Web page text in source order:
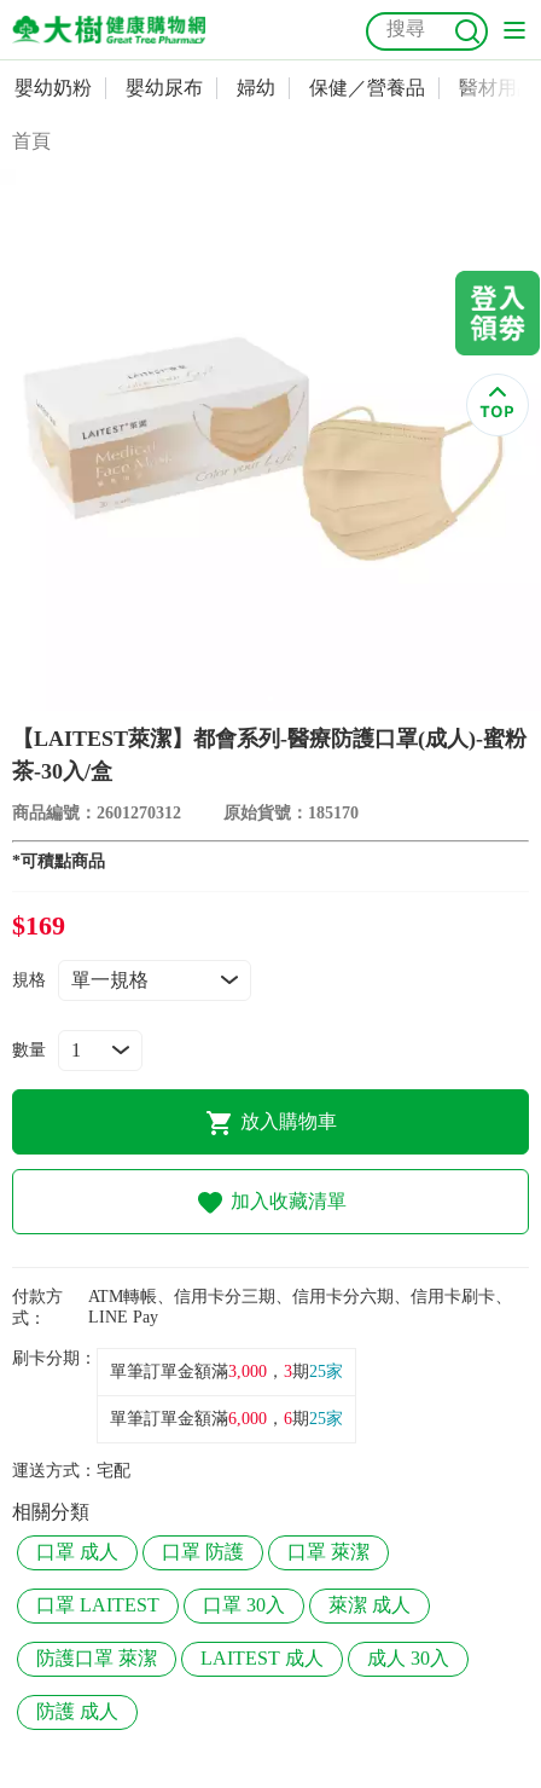
嬰幼奶粉
成人照護
美容／個人清潔
優惠活動
關於我們
常見問題
折價券、紅利說明
會員資料及密碼修改
購物金查詢
優惠券領取
嬰幼奶粉 嬰幼尿布 婦幼 保健／營養品 醫材用品
首頁
【LAITEST萊潔】都會系列-醫療防護口罩(成人)-蜜粉
茶-30入/盒
商品編號：2601270312 原始貨號：185170
*可積點商品
$169
規格
數量
放入購物車
加入收藏清單
付款方
式：
ATM轉帳、信用卡分三期、信用卡分六期、信用卡刷卡、
LINE Pay
刷卡分期：
單筆訂單金額滿3,000 ， 3期25家
單筆訂單金額滿6,000 ， 6期25家
運送方式： 宅配
相關分類
口罩 成人
口罩 防護 口罩 萊潔
口罩 LAITEST 口罩 30入 萊潔 成人
防護口罩 萊潔 LAITEST 成人 成人 30入
防護 成人